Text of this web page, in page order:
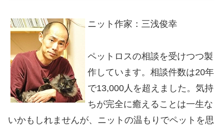
ニット作家：三浅俊幸
ペットロスの相談を受けつつ製
作しています。相談件数は20年
で13,000人を超えました。気持
ちが完全に癒えることは一生な
いかもしれませんが、ニットの温もりでペットを思